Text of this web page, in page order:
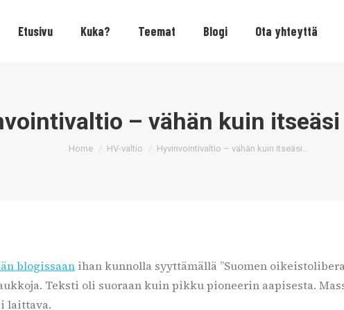
Etusivu Kuka? Teemat Blogi Ota yhteyttä
– vähän kuin
You are here:
Home HV-valtio Hyvinvointivaltio – vähän kuin itseäsi…
blogissaan ihan kunnolla syyttämällä ”Suomen
Teksti oli suoraan kuin pikku pioneerin aapisesta.
laittava.